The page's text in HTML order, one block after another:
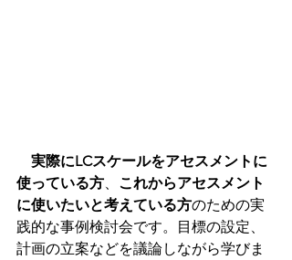
実際にLCスケールをアセスメントに
使っている方
これからアセスメント
に使いたいと考えている方のための実
践的な事例検討会です。目標の設定、
計画の立案などを議論しながら学びま